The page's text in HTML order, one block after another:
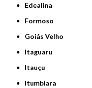
Edealina
Formoso
Goiás Velho
Itaguaru
Itauçu
Itumbiara